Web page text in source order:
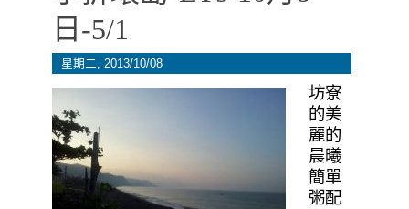
日-5/1 ‎
星期二, 2013/10/08
坊寮
的美
麗的
晨曦
簡單
粥配